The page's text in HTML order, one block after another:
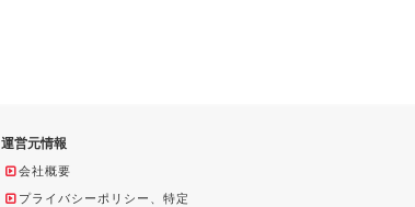
運営元情報
会社概要
プライバシーポリシー、特定